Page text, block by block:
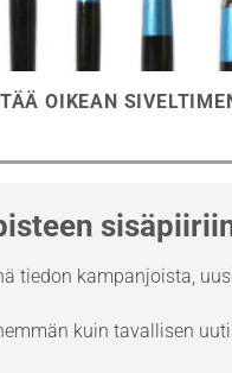
OIKEAN
tiedon kampanjoista,
kuin tavallisen